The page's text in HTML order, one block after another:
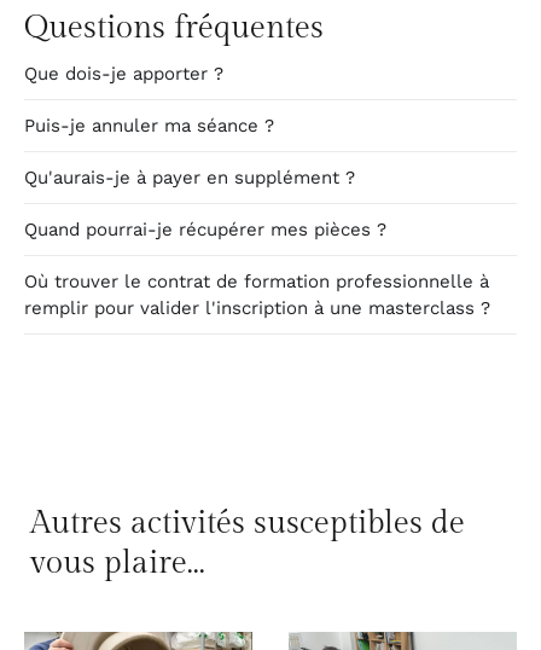
Questions fréquentes
Que dois-je apporter ?
Puis-je annuler ma séance ?
Qu'aurais-je à payer en supplément ?
Quand pourrai-je récupérer mes pièces ?
Où trouver le contrat de formation professionnelle à
remplir pour valider l'inscription à une masterclass ?
Autres activités susceptibles de
vous plaire...